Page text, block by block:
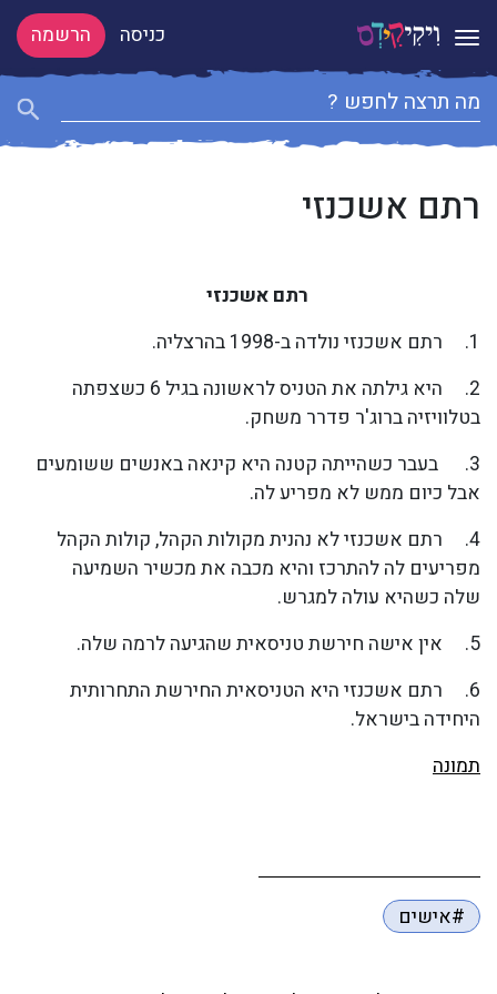
Toggle navigation כניסה הרשמה
רתם אשכנזי
רתם אשכנזי
1. רתם אשכנזי נולדה ב-1998 בהרצליה.
2. היא גילתה את הטניס לראשונה בגיל 6 כשצפתה
בטלוויזיה ברוג'ר פדרר משחק.
3. בעבר כשהייתה קטנה היא קינאה באנשים ששומעים
אבל כיום ממש לא מפריע לה.
4. רתם אשכנזי לא נהנית מקולות הקהל, קולות הקהל
מפריעים לה להתרכז והיא מכבה את מכשיר השמיעה
שלה כשהיא עולה למגרש.
5. אין אישה חירשת טניסאית שהגיעה לרמה שלה.
6. רתם אשכנזי היא הטניסאית החירשת התחרותית
היחידה בישראל.
תמונה
#אישים